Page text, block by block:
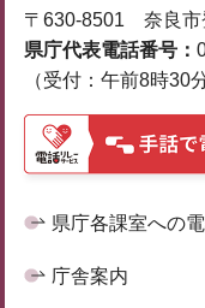
〒630-8501 奈良市
県庁代表電話番号：
（受付：午前8時30
県庁各課室への
庁舎案内